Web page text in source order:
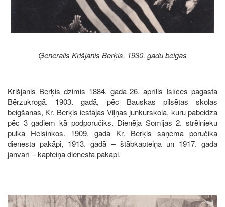
Ģenerālis Krišjānis Berķis. 1930. gadu beigas
Krišjānis Berķis dzimis 1884. gada 26. aprīlis Īslīces pagasta
Bērzukrogā. 1903. gadā, pēc Bauskas pilsētas skolas
beigšanas, Kr. Berķis iestājās Viļņas junkurskolā, kuru pabeidza
pēc 3 gadiem kā podporučiks. Dienēja Somijas 2. strēlnieku
pulkā Helsinkos. 1909. gadā Kr. Berķis saņēma poručika
dienesta pakāpi, 1913. gadā – štābkapteiņa un 1917. gada
janvārī – kapteiņa dienesta pakāpi.
Image